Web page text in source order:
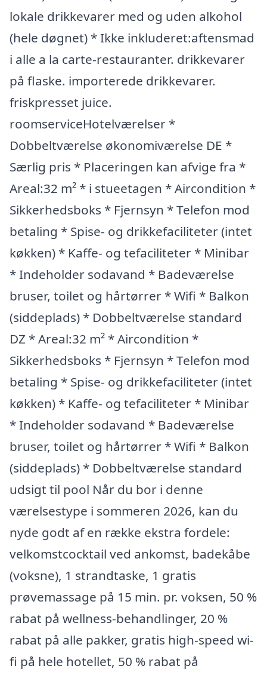
lokale drikkevarer med og uden alkohol
(hele døgnet) * Ikke inkluderet:aftensmad
i alle a la carte-restauranter. drikkevarer
på flaske. importerede drikkevarer.
friskpresset juice.
roomserviceHotelværelser *
Dobbeltværelse økonomiværelse DE *
Særlig pris * Placeringen kan afvige fra *
Areal:32 m² * i stueetagen * Aircondition *
Sikkerhedsboks * Fjernsyn * Telefon mod
betaling * Spise- og drikkefaciliteter (intet
køkken) * Kaffe- og tefaciliteter * Minibar
* Indeholder sodavand * Badeværelse
bruser, toilet og hårtørrer * Wifi * Balkon
(siddeplads) * Dobbeltværelse standard
DZ * Areal:32 m² * Aircondition *
Sikkerhedsboks * Fjernsyn * Telefon mod
betaling * Spise- og drikkefaciliteter (intet
køkken) * Kaffe- og tefaciliteter * Minibar
* Indeholder sodavand * Badeværelse
bruser, toilet og hårtørrer * Wifi * Balkon
(siddeplads) * Dobbeltværelse standard
udsigt til pool Når du bor i denne
værelsestype i sommeren 2026, kan du
nyde godt af en række ekstra fordele:
velkomstcocktail ved ankomst, badekåbe
(voksne), 1 strandtaske, 1 gratis
prøvemassage på 15 min. pr. voksen, 50 %
rabat på wellness-behandlinger, 20 %
rabat på alle pakker, gratis high-speed wi-
fi på hele hotellet, 50 % rabat på